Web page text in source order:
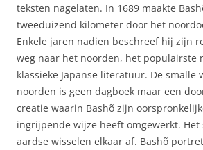
teksten nagelaten. In 1689 maakte
tweeduizend kilometer door het
Enkele jaren nadien beschreef hij zijn
weg naar het noorden, het populairste
klassieke Japanse literatuur. De smalle
noorden is geen dagboek maar een
creatie waarin Bashõ zijn
ingrijpende wijze heeft omgewerkt.
aardse wisselen elkaar af. Bashõ